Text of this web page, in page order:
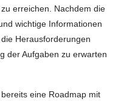
erreichen. Nachdem die
wichtige Informationen
Herausforderungen
der Aufgaben zu erwarten
eine Roadmap mit